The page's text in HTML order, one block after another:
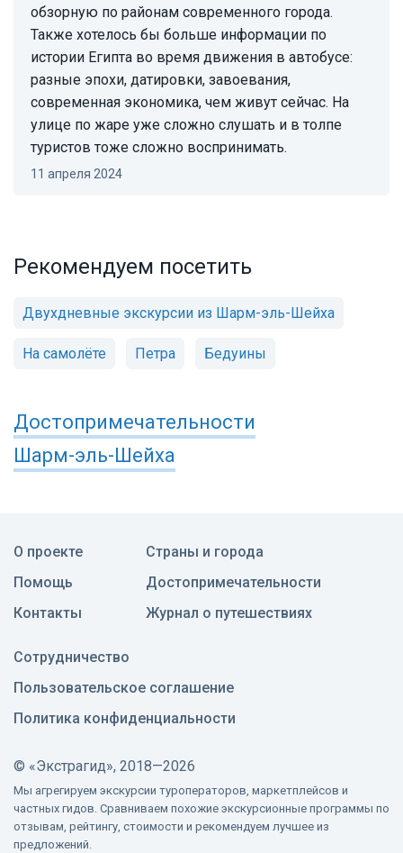
обзорную по районам современного города.
Также хотелось бы больше информации по
истории Египта во время движения в автобусе:
разные эпохи, датировки, завоевания,
современная экономика, чем живут сейчас. На
улице по жаре уже сложно слушать и в толпе
туристов тоже сложно воспринимать.
11 апреля 2024
Рекомендуем посетить
Двухдневные экскурсии из Шарм-эль-Шейха
На самолёте Петра Бедуины
Достопримечательности
Шарм-эль-Шейха
О проекте
Помощь
Контакты
Страны и города
Достопримечательности
Журнал о путешествиях
Сотрудничество
Пользовательское соглашение
Политика конфиденциальности
© «Экстрагид», 2018—2026
Мы агрегируем экскурсии туроператоров, маркетплейсов и
частных гидов. Сравниваем похожие экскурсионные программы по
отзывам, рейтингу, стоимости и рекомендуем лучшее из
предложений.